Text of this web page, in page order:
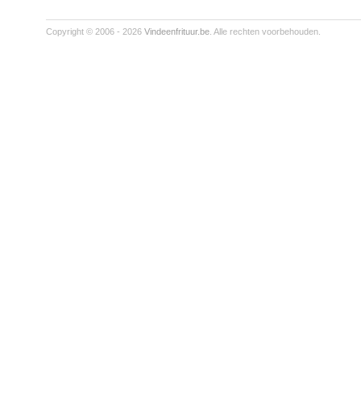
Copyright © 2006 - 2026 Vindeenfrituur.be . Alle rechten voorbehouden.